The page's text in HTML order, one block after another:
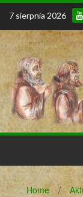
Skip
content
7 sierpnia 2026
Home /